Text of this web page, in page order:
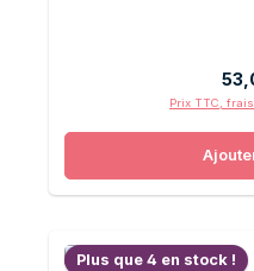
Prix
Prix TTC,
Plus que 4 en stock !